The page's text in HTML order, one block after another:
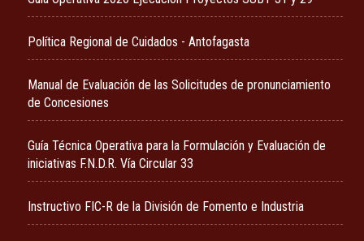
Política Regional de Cuidados - Antofagasta
Manual de Evaluación de las Solicitudes de pronunciamiento
de Concesiones
Guía Técnica Operativa para la Formulación y Evaluación de
iniciativas F.N.D.R. Vía Circular 33
Instructivo FIC-R de la División de Fomento e Industria